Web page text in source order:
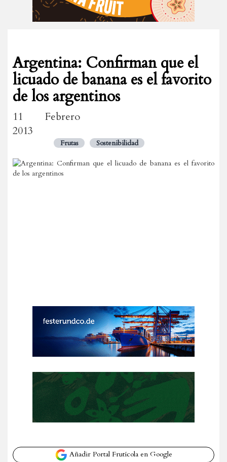
Argentina: Confirman que el
licuado de banana es el favorito
de los argentinos
11 Febrero
2013
Frutas Sostenibilidad
Añadir Portal Frutícola en Google